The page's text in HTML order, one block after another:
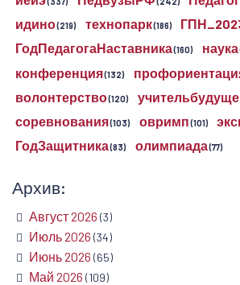
идино(219) технопарк(186)
ГодПедагогаНаставника(160) наука
конференция(132)
волонтерство(120)
соревнования(103) овримп(101)
ГодЗащитника(83) олимпиада(77)
Архив:
Август 2026 (3)
Июль 2026 (34)
Июнь 2026 (65)
Май 2026 (109)